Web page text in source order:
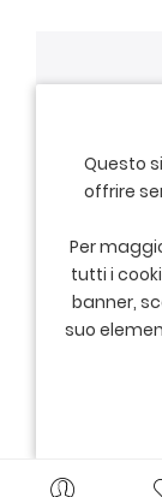
Questo
offrire
Per
tutti i
banner,
suo